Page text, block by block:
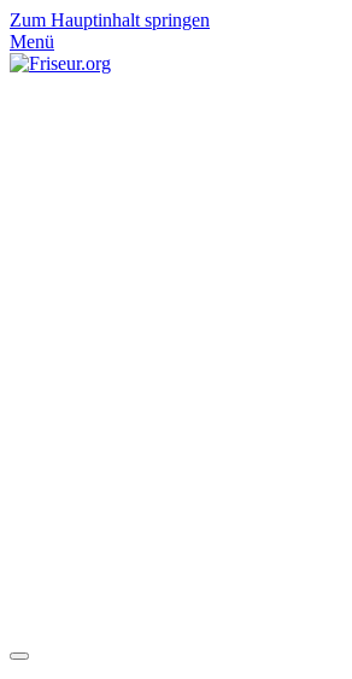
Zum Hauptinhalt springen
Menü